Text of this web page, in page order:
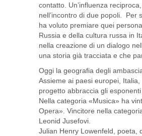
contatto. Un’influenza
nell’incontro di due popoli. Per
ha voluto premiare quei
Russia e della cultura russa in
nella creazione di un dialogo
una storia già tracciata e che
Oggi la geografia degli
Assieme ai paesi europei,
progetto abbraccia gli
Nella categoria «Musica» ha
Opera». Vincitore nella
Leonid Jusefovi.
Julian Henry Lowenfeld, poeta,